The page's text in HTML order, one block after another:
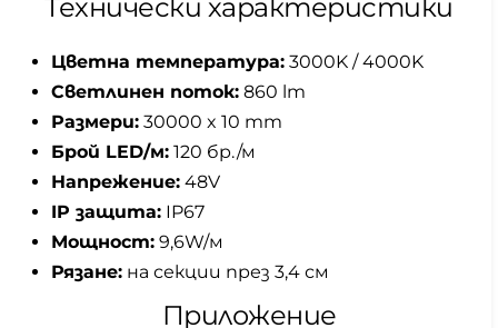
Технически характеристики
Цветна температура: 3000K / 4000K
Светлинен поток: 860 lm
Размери: 30000 x 10 mm
Брой LED/м: 120 бр./м
Напрежение: 48V
IP защита: IP67
Мощност: 9,6W/м
Рязане: на секции през 3,4 см
Приложение